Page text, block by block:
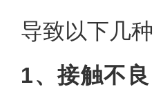
导致以下几种
1、接触不良